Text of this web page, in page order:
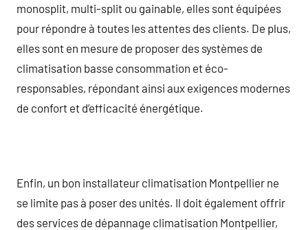
monosplit, multi-split ou gainable, elles sont équipées
pour répondre à toutes les attentes des clients. De plus,
elles sont en mesure de proposer des systèmes de
climatisation basse consommation et éco-
responsables, répondant ainsi aux exigences modernes
de confort et d’efficacité énergétique.
Enfin, un bon installateur climatisation Montpellier ne
se limite pas à poser des unités. Il doit également offrir
des services de dépannage climatisation Montpellier,